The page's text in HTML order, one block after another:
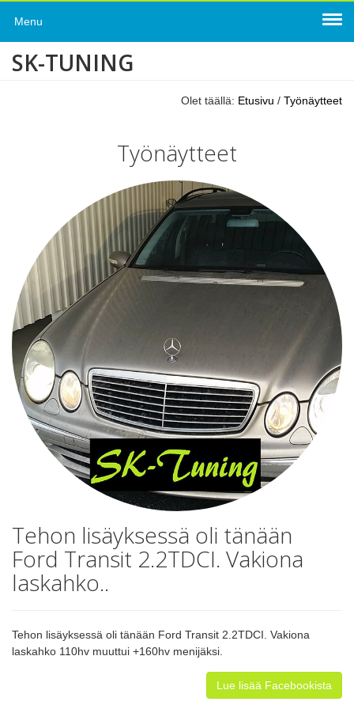
Menu
SK-TUNING
Olet täällä: Etusivu / Työnäytteet
Työnäytteet
Tehon lisäyksessä oli tänään
Ford Transit 2.2TDCI. Vakiona
laskahko..
Tehon lisäyksessä oli tänään Ford Transit 2.2TDCI. Vakiona
laskahko 110hv muuttui +160hv menijäksi.
Lue lisää Facebookista